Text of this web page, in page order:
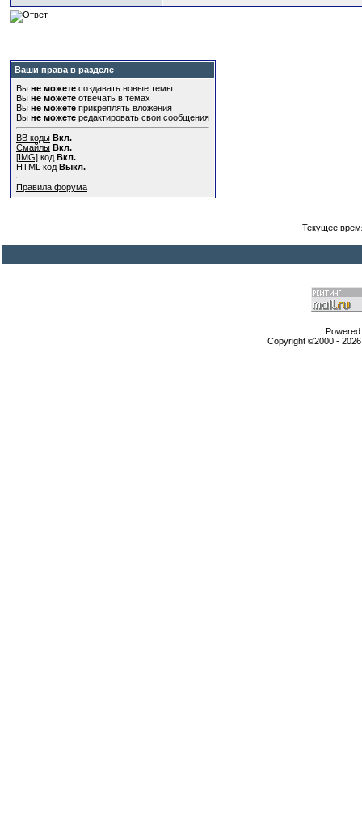
Ваши права в разделе
Вы не можете создавать новые темы
Вы не можете отвечать в темах
Вы не можете прикреплять вложения
Вы не можете редактировать свои сообщения
BB коды Вкл.
Смайлы Вкл.
[IMG] код Вкл.
HTML код Выкл.
Правила форума
Текущее
Copyright ©2000 -